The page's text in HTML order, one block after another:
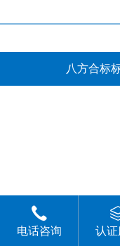
八方合标
电话咨询 认证